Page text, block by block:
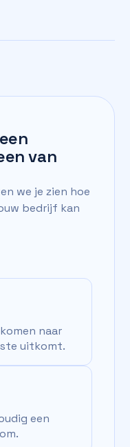
van
we je zien hoe
bedrijf kan
naar
uitkomt.
een